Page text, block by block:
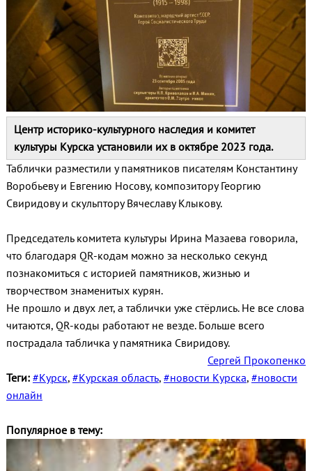
Центр историко-культурного наследия и комитет
культуры Курска установили их в октябре 2023 года.
Таблички разместили у памятников писателям Константину
Воробьеву и Евгению Носову, композитору Георгию
Свиридову и скульптору Вячеславу Клыкову.
Председатель комитета культуры Ирина Мазаева говорила,
что благодаря QR-кодам можно за несколько секунд
познакомиться с историей памятников, жизнью и
творчеством знаменитых курян.
Не прошло и двух лет, а таблички уже стёрлись. Не все слова
читаются, QR-коды работают не везде. Больше всего
пострадала табличка у памятника Свиридову.
Сергей Прокопенко
Теги: #Курск, #Курская область, #новости Курска, #новости
онлайн
Популярное в тему: